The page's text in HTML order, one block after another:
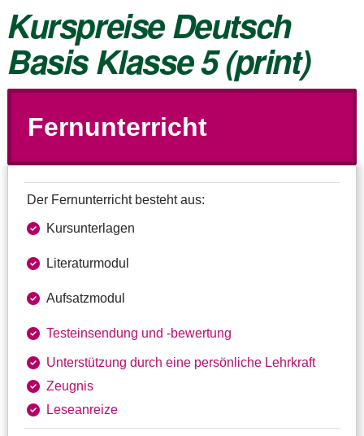
Kurspreise Deutsch
Basis Klasse 5 (print)
Fernunterricht
Der Fernunterricht besteht aus:
Kursunterlagen
Literaturmodul
Aufsatzmodul
Testeinsendung und ‑bewertung
Unterstützung durch eine persönliche Lehrkraft
Zeugnis
Leseanreize